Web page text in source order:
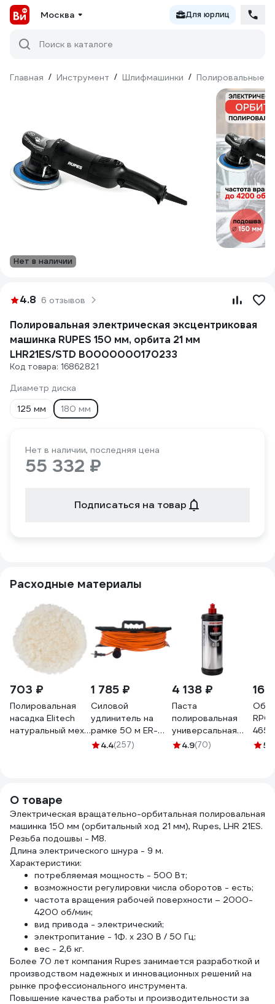
Москва Для юрлиц
Поиск в каталоге
Главная / Инструмент / Шлифмашинки / Полировальные
Нет в наличии
4.8 6 отзывов
Полировальная электрическая эксцентриковая
машинка RUPES 150 мм, орбита 21 мм
LHR21ES/STD В0000000170233
Код товара: 16862821
Диаметр диска
125 мм
180 мм
Нет в наличии, последняя цена
55 332 ₽
Подписаться на товар
Расходные материалы
703 ₽
Полировальная
насадка Elitech
натуральный мех,
1 785 ₽
Силовой
удлинитель на
рамке 50 м ER-
50-001 GLANZEN
4.4(257)
4 138 ₽
Паста
полировальная
универсальная
высокоабразивная
4.9(70)
167
5
О товаре
Электрическая вращательно-орбитальная полировальная
машинка 150 мм (орбитальный ход 21 мм), Rupes, LHR 21ES.
Резьба подошвы - М8.
Длина электрического шнура - 9 м.
Характеристики:
потребляемая мощность - 500 Вт;
возможности регулировки числа оборотов - есть;
частота вращения рабочей поверхности – 2000-
4200 об/мин;
вид привода - электрический;
электропитание - 1Ф. х 230 В / 50 Гц;
вес - 2,6 кг.
Более 70 лет компания Rupes занимается разработкой и
производством надежных и инновационных решений на
рынке профессионального инструмента.
Повышение качества работы и производительности за